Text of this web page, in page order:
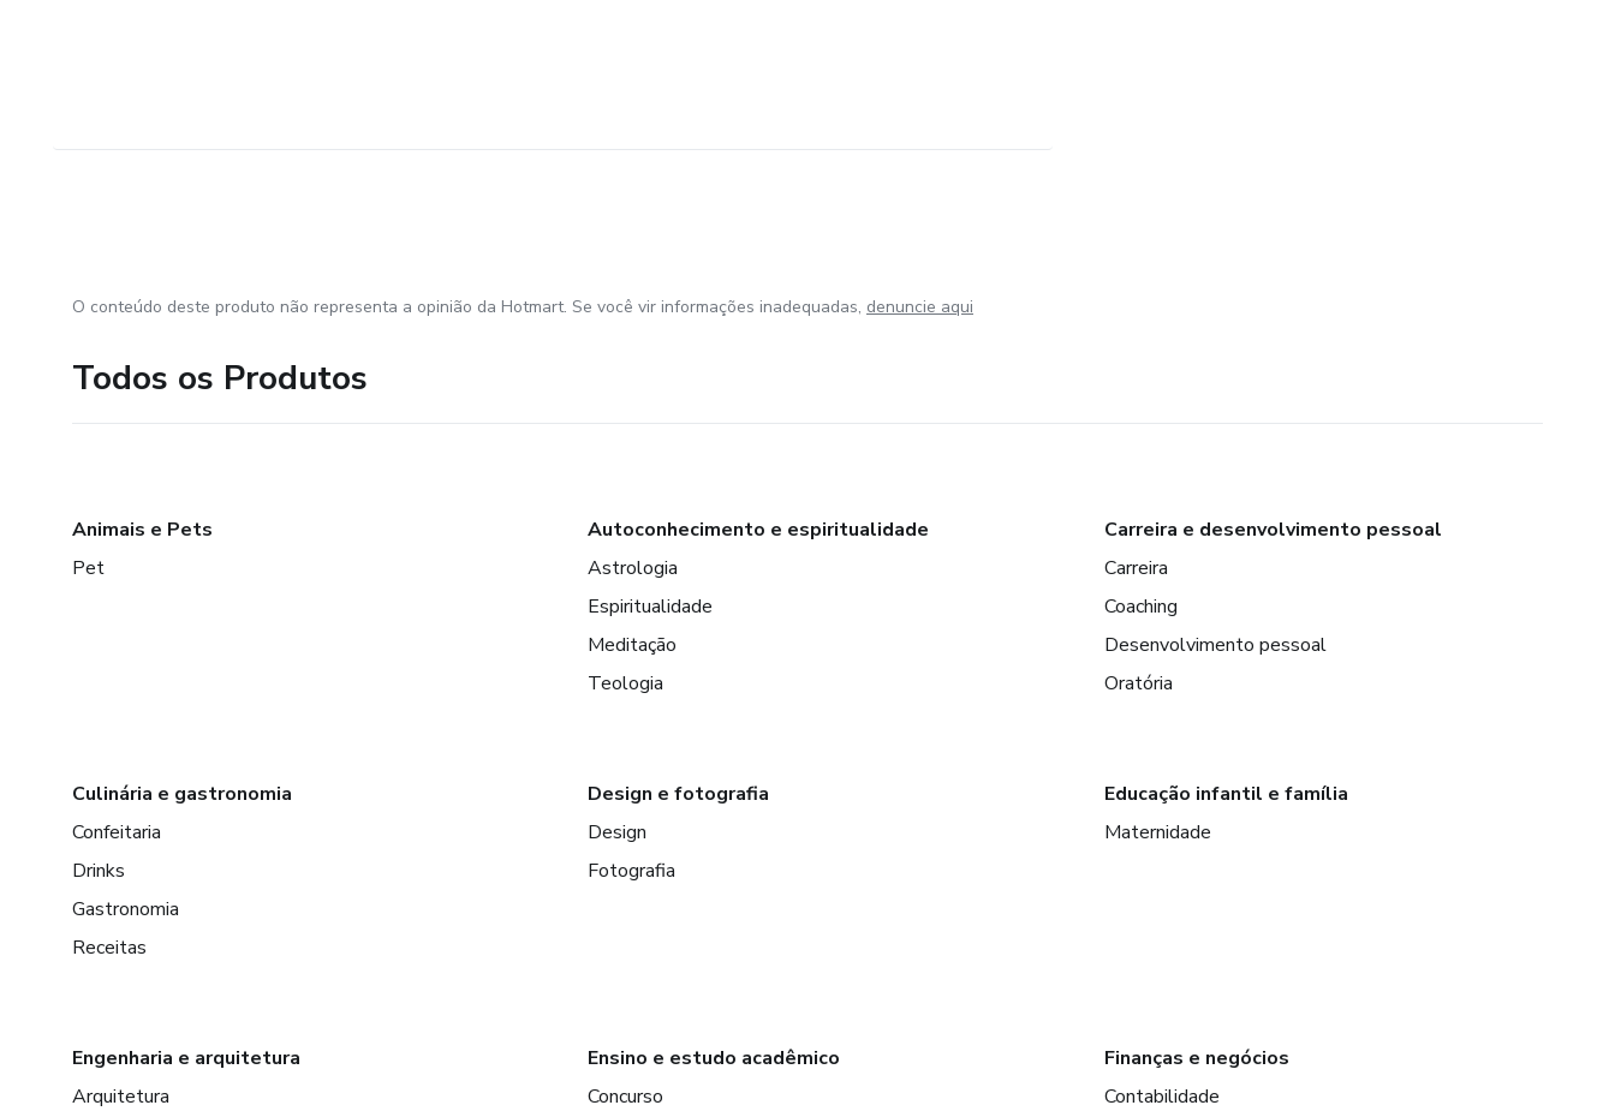
O conteúdo deste produto não representa a opinião da Hotmart. Se você vir informações inadequadas, denuncie aqui
Todos os Produtos
Animais e Pets
Pet
Autoconhecimento e espiritualidade
Astrologia
Espiritualidade
Meditação
Teologia
Carreira e desenvolvimento pessoal
Carreira
Coaching
Desenvolvimento pessoal
Oratória
Culinária e gastronomia
Confeitaria
Drinks
Gastronomia
Receitas
Design e fotografia
Design
Fotografia
Educação infantil e família
Maternidade
Engenharia e arquitetura
Arquitetura
Ensino e estudo acadêmico
Concurso
Finanças e negócios
Contabilidade